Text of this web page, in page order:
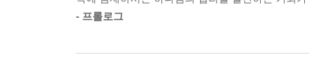
5. 제2차 세계 대전 453
7. 냉전 체제의 완화와 붕괴 474
해 비잔티움(동로마) 제국 황제의 지배에서 벗어날
---pp.177-178
- 프롤로그